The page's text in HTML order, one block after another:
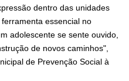
dentro das unidades
essencial no
adolescente se sente ouvido,
de novos caminhos",
de Prevenção Social à